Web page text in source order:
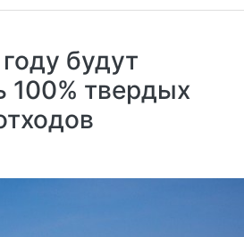
будут
100% твердых